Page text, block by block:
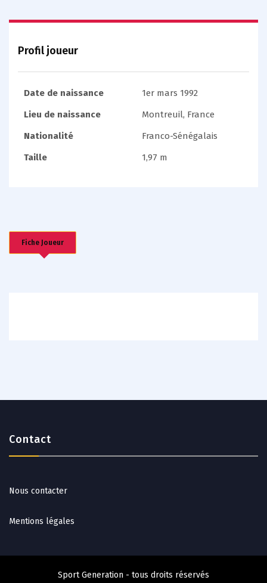
Profil joueur
Date de naissance
1er mars 1992
Lieu de naissance
Montreuil, France
Nationalité
Franco-Sénégalais
Taille
1,97 m
Fiche Joueur
Contact
Nous contacter
Mentions légales
Sport Generation - tous droits réservés